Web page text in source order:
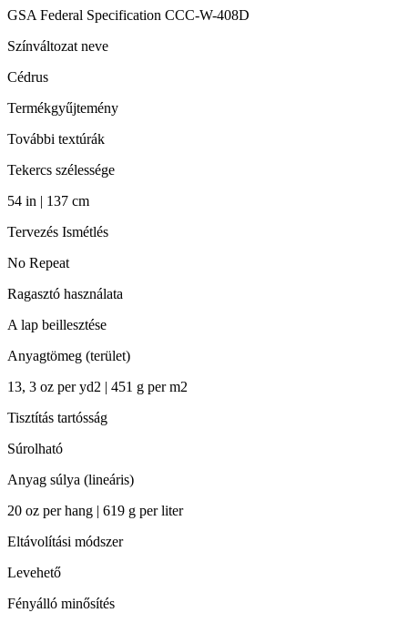
GSA Federal Specification CCC-W-408D
Színváltozat neve
Cédrus
Termékgyűjtemény
További textúrák
Tekercs szélessége
54 in | 137 cm
Tervezés Ismétlés
No Repeat
Ragasztó használata
A lap beillesztése
Anyagtömeg (terület)
13, 3 oz per yd2 | 451 g per m2
Tisztítás tartósság
Súrolható
Anyag súlya (lineáris)
20 oz per hang | 619 g per liter
Eltávolítási módszer
Levehető
Fényálló minősítés